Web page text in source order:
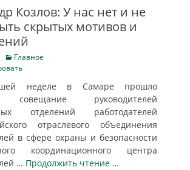
Козлов: У нас нет и не
скрытых мотивов и
Categories
Главное
неделе в Самаре прошло
совещание руководителей
отделений работодателей
отраслевого объединения
в сфере охраны и безопасности
координационного центра
… Продолжить чтение …